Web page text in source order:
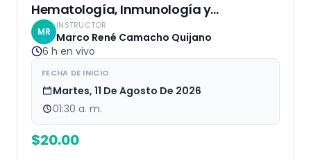
Hematología, Inmunología y
Bioquímica
MR
INSTRUCTOR
Marco René Camacho Quijano
6 h en vivo
FECHA DE INICIO
Martes, 11 De Agosto De 2026
01:30 a. m.
$20.00